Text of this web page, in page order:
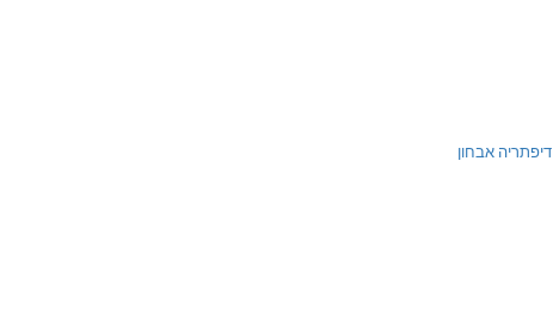
דיפתריה אבחון